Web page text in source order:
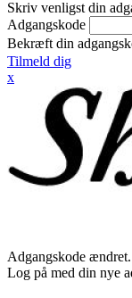
Skriv venligst din
Adgangskode
Bekræft din
Tilmeld dig
x
Adgangskode ændret.
Log på med din nye